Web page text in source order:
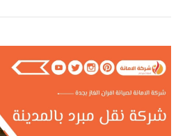
نقل
مبرد
بالمدينة